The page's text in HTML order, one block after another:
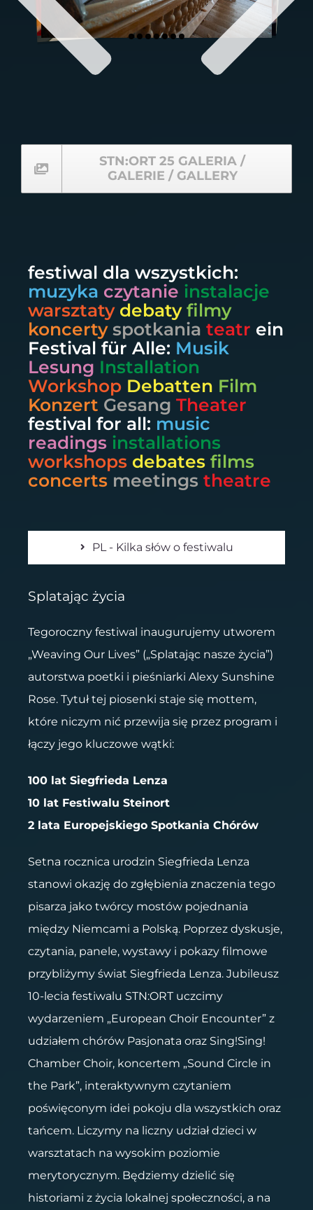
STN:ORT 25 GALERIA /
GALERIE / GALLERY
festiwal dla wszystkich:
muzyka czytanie instalacje
warsztaty debaty filmy
koncerty spotkania teatr ein
Festival für Alle: Musik
Lesung Installation
Workshop Debatten Film
Konzert Gesang Theater
festival for all: music
readings installations
workshops debates films
concerts meetings theatre
PL - Kilka słów o festiwalu
Splatając życia
Tegoroczny festiwal inaugurujemy utworem
„Weaving Our Lives” („Splatając nasze życia”)
autorstwa poetki i pieśniarki Alexy Sunshine
Rose. Tytuł tej piosenki staje się mottem,
które niczym nić przewija się przez program i
łączy jego kluczowe wątki:
100 lat Siegfrieda Lenza
10 lat Festiwalu Steinort
2 lata Europejskiego Spotkania Chórów
Setna rocznica urodzin Siegfrieda Lenza
stanowi okazję do zgłębienia znaczenia tego
pisarza jako twórcy mostów pojednania
między Niemcami a Polską. Poprzez dyskusje,
czytania, panele, wystawy i pokazy filmowe
przybliżymy świat Siegfrieda Lenza. Jubileusz
10-lecia festiwalu STN:ORT uczcimy
wydarzeniem „European Choir Encounter” z
udziałem chórów Pasjonata oraz Sing!Sing!
Chamber Choir, koncertem „Sound Circle in
the Park”, interaktywnym czytaniem
poświęconym idei pokoju dla wszystkich oraz
tańcem. Liczymy na liczny udział dzieci w
warsztatach na wysokim poziomie
merytorycznym. Będziemy dzielić się
historiami z życia lokalnej społeczności, a na